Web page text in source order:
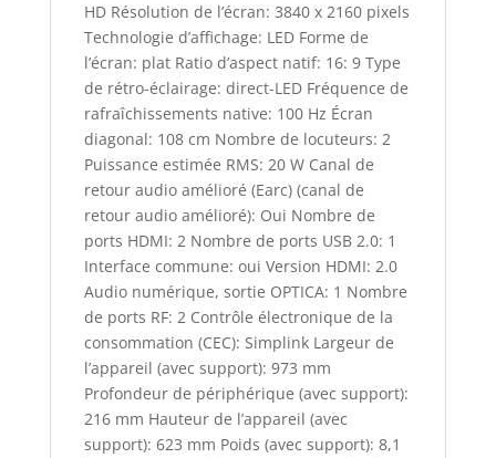
HD Résolution de l’écran: 3840 x 2160 pixels
Technologie d’affichage: LED Forme de
l’écran: plat Ratio d’aspect natif: 16: 9 Type
de rétro-éclairage: direct-LED Fréquence de
rafraîchissements native: 100 Hz Écran
diagonal: 108 cm Nombre de locuteurs: 2
Puissance estimée RMS: 20 W Canal de
retour audio amélioré (Earc) (canal de
retour audio amélioré): Oui Nombre de
ports HDMI: 2 Nombre de ports USB 2.0: 1
Interface commune: oui Version HDMI: 2.0
Audio numérique, sortie OPTICA: 1 Nombre
de ports RF: 2 Contrôle électronique de la
consommation (CEC): Simplink Largeur de
l’appareil (avec support): 973 mm
Profondeur de périphérique (avec support):
216 mm Hauteur de l’appareil (avec
support): 623 mm Poids (avec support): 8,1